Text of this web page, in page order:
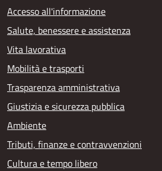
Accesso all'informazione
Salute, benessere e assistenza
Vita lavorativa
Mobilità e trasporti
Trasparenza amministrativa
Giustizia e sicurezza pubblica
Ambiente
Tributi, finanze e contravvenzioni
Cultura e tempo libero